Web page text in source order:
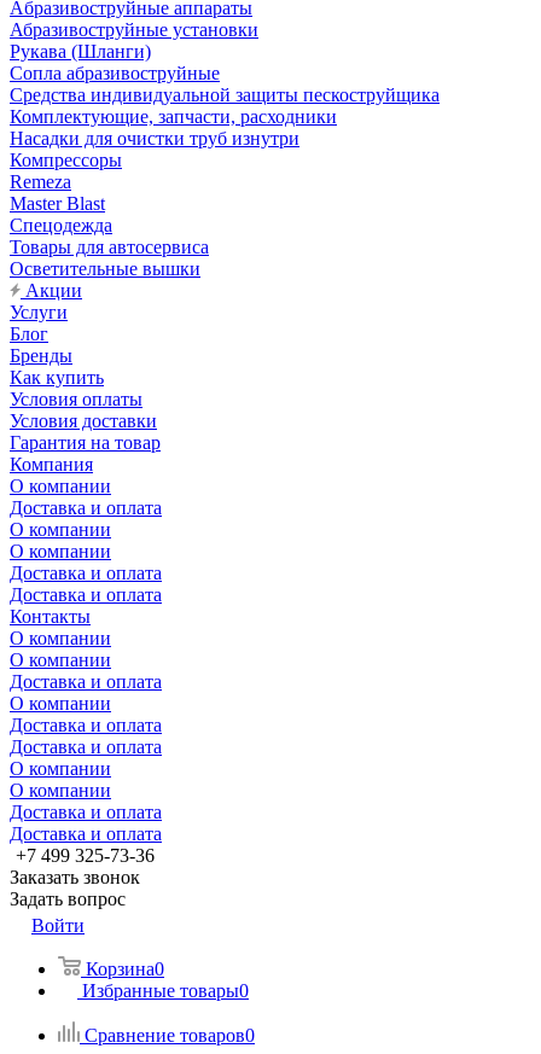
Aбразивоструйные аппараты
Абразивоструйные установки
Рукава (Шланги)
Сопла абразивоструйные
Средства индивидуальной защиты пескоструйщика
Комплектующие, запчасти, расходники
Насадки для очистки труб изнутри
Компрессоры
Remeza
Master Blast
Спецодежда
Товары для автосервиса
Осветительные вышки
Акции
Услуги
Блог
Бренды
Как купить
Условия оплаты
Условия доставки
Гарантия на товар
Компания
О компании
Доставка и оплата
О компании
О компании
Доставка и оплата
Доставка и оплата
Контакты
О компании
О компании
Доставка и оплата
О компании
Доставка и оплата
Доставка и оплата
О компании
О компании
Доставка и оплата
Доставка и оплата
+7 499 325-73-36
Заказать звонок
Задать вопрос
Войти
Корзина0
Избранные товары0
Сравнение товаров0